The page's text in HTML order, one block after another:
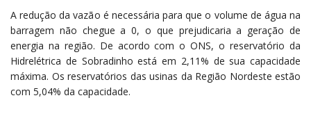
A redução da vazão é necessária para que o volume de água na
barragem não chegue a 0, o que prejudicaria a geração de
energia na região. De acordo com o ONS, o reservatório da
Hidrelétrica de Sobradinho está em 2,11% de sua capacidade
máxima. Os reservatórios das usinas da Região Nordeste estão
com 5,04% da capacidade.